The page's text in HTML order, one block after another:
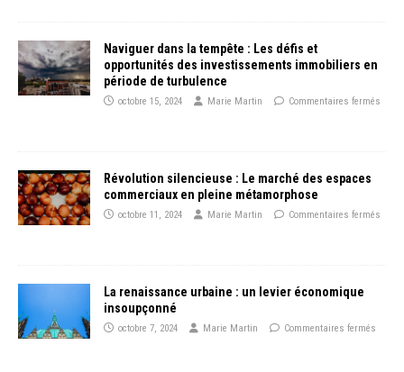
Naviguer dans la tempête : Les défis et
opportunités des investissements immobiliers en
période de turbulence
octobre 15, 2024 Marie Martin Commentaires fermés
Révolution silencieuse : Le marché des espaces
commerciaux en pleine métamorphose
octobre 11, 2024 Marie Martin Commentaires fermés
La renaissance urbaine : un levier économique
insoupçonné
octobre 7, 2024 Marie Martin Commentaires fermés